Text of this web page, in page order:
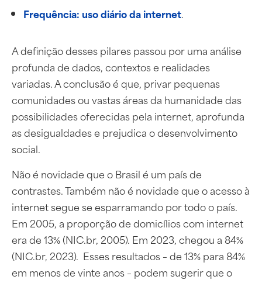
Frequência: uso diário da internet.
A definição desses pilares passou por uma análise
profunda de dados, contextos e realidades
variadas. A conclusão é que, privar pequenas
comunidades ou vastas áreas da humanidade das
possibilidades oferecidas pela internet, aprofunda
as desigualdades e prejudica o desenvolvimento
social.
Não é novidade que o Brasil é um país de
contrastes. Também não é novidade que o acesso à
internet segue se esparramando por todo o país.
Em 2005, a proporção de domicílios com internet
era de 13% (NIC.br, 2005). Em 2023, chegou a 84%
(NIC.br, 2023). Esses resultados – de 13% para 84%
em menos de vinte anos – podem sugerir que o